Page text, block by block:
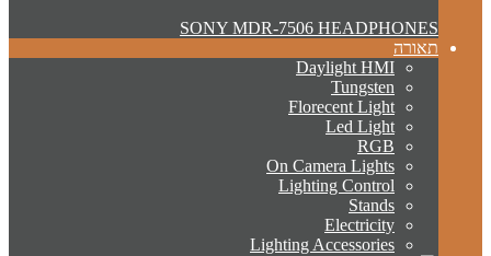
SONY MDR-7506 HEADPHONES
תאורה
Daylight HMI
Tungsten
Florecent Light
Led Light
RGB
On Camera Lights
Lighting Control
Stands
Electricity
Lighting Accessories